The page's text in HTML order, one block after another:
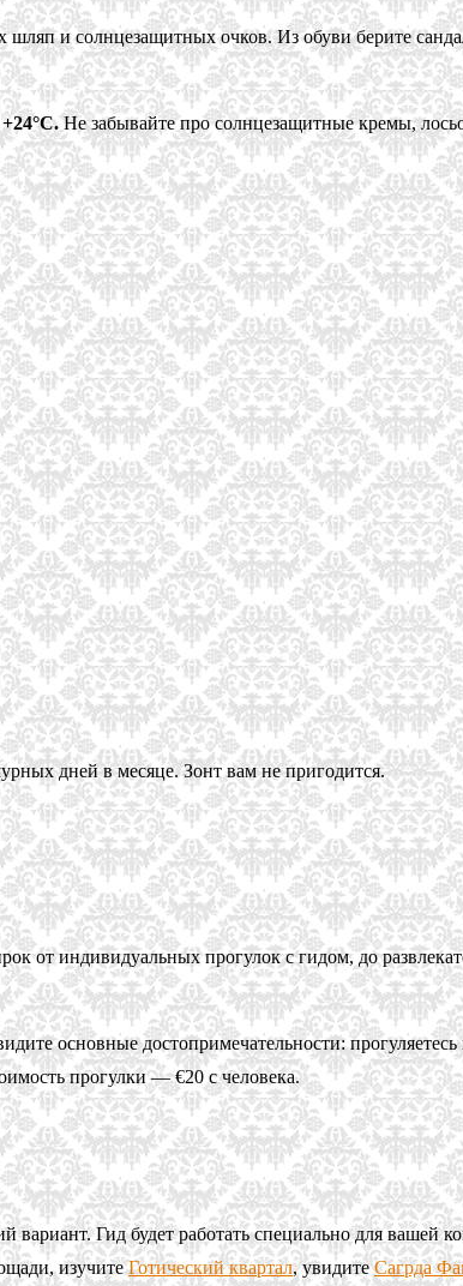
и солнцезащитных очков. Из обуви берите
Не забывайте про солнцезащитные кремы,
дней в месяце. Зонт вам не пригодится.
от индивидуальных прогулок с гидом, до
основные достопримечательности:
прогулки — €20 с человека.
вариант. Гид будет работать специально для вашей
изучитеГотический квартал, увидитеСагрда